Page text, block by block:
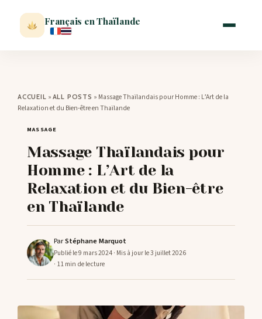
Français en Thaïlande
VISITER
MÉTÉO
EXPATRIATION
BLOG
ACCUEIL » ALL POSTS » Massage Thaïlandais pour Homme : L’Art de la
Relaxation et du Bien-être en Thaïlande
MASSAGE
Massage Thaïlandais pour
Homme : L’Art de la
Relaxation et du Bien-être
en Thaïlande
ParStéphane Marquot
Publié le 9 mars 2024· Mis à jour le 3 juillet 2026
· 11 min de lecture